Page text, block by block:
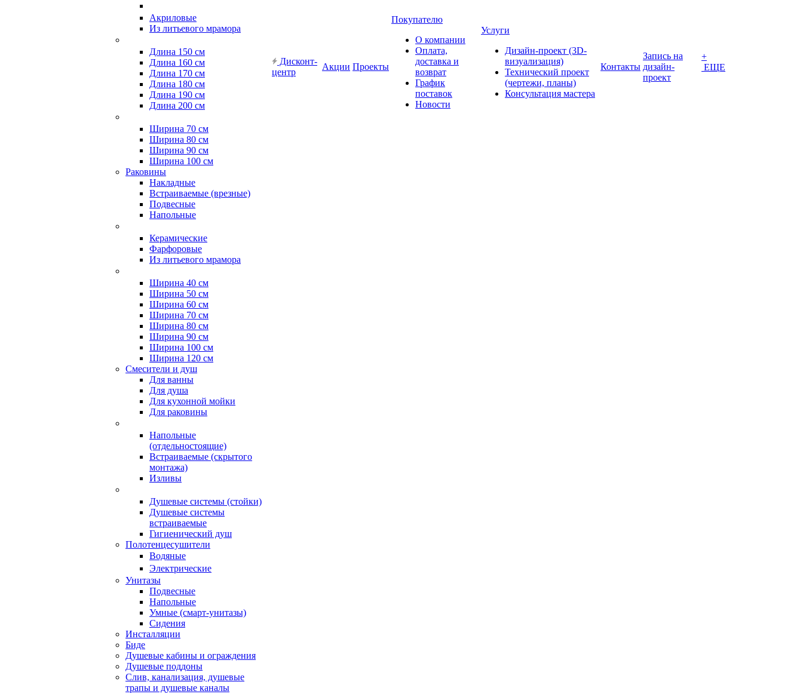
Акриловые
Из литьевого мрамора
Длина 150 см
Длина 160 см
Длина 170 см
Длина 180 см
Длина 190 см
Длина 200 см
Ширина 70 см
Ширина 80 см
Ширина 90 см
Ширина 100 см
Раковины
Накладные
Встраиваемые (врезные)
Подвесные
Напольные
Керамические
Фарфоровые
Из литьевого мрамора
Ширина 40 см
Ширина 50 см
Ширина 60 см
Ширина 70 см
Ширина 80 см
Ширина 90 см
Ширина 100 см
Ширина 120 см
Смесители и душ
Для ванны
Для душа
Для кухонной мойки
Для раковины
Напольные
(отдельностоящие)
Встраиваемые (скрытого
монтажа)
Изливы
Душевые системы (стойки)
Душевые системы
встраиваемые
Гигиенический душ
Полотенцесушители
ㅤВодяные
ㅤЭлектрические
Унитазы
Подвесные
Напольные
Умные (смарт-унитазы)
Сидения
Инсталляции
Биде
Душевые кабины и ограждения
Душевые поддоны
Слив, канализация, душевые
трапы и душевые каналы
Дисконт-
центр
Акции Проекты
Покупателю
О компании
Оплата,
доставка и
возврат
График
поставок
Новости
Услуги
Дизайн-проект (3D-
визуализация)
Технический проект
(чертежи, планы)
Консультация мастера
Контакты
Запись на
дизайн-
проект
+
ЕЩЕ